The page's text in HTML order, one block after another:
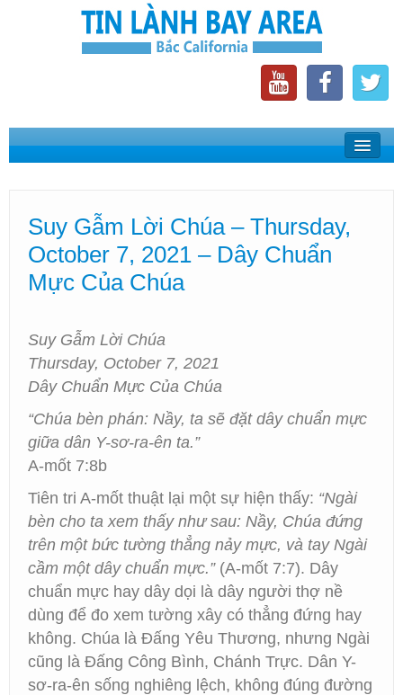
Home
Phát Thanh Tin Lành Bay Area
Các Hội Thánh Bắc California
Suy Gẫm Lời Chúa – Thursday,
October 7, 2021 – Dây Chuẩn
Mực Của Chúa
Suy Gẫm Lời Chúa
Thursday, October 7, 2021
Dây Chuẩn Mực Của Chúa
“Chúa bèn phán: Nầy, ta sẽ đặt dây chuẩn mực
giữa dân Y-sơ-ra-ên ta.”
A-mốt 7:8b
Tiên tri A-mốt thuật lại một sự hiện thấy: “Ngài
bèn cho ta xem thấy như sau: Nầy, Chúa đứng
trên một bức tường thẳng nảy mực, và tay Ngài
cầm một dây chuẩn mực.”(A-mốt 7:7). Dây
chuẩn mực hay dây dọi là dây người thợ nề
dùng để đo xem tường xây có thẳng đứng hay
không. Chúa là Đấng Yêu Thương, nhưng Ngài
cũng là Đấng Công Bình, Chánh Trực. Dân Y-
sơ-ra-ên sống nghiêng lệch, không đúng đường